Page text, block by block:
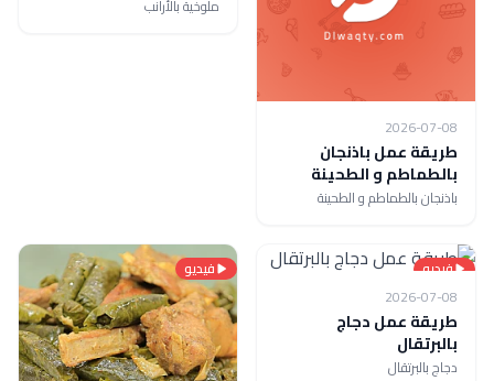
2026-07-08
طريقة عمل باذنجان
بالطماطم و الطحينة
باذنجان بالطماطم و الطحينة
ملوخية بالأرانب
فيديو
2026-07-08
طريقة عمل دجاج
بالبرتقال
دجاج بالبرتقال
فيديو